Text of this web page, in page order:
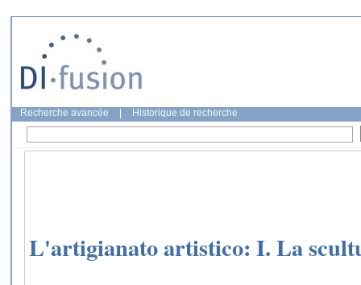
Recherche avancée Historique de recherche
L'artigianato artistico: I. La